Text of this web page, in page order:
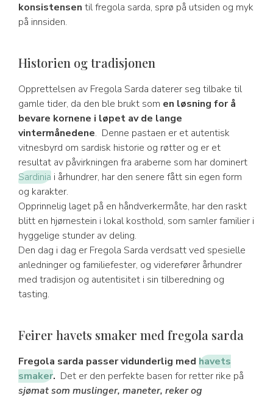
konsistensen til fregola sarda, sprø på utsiden og myk
på innsiden.
Historien og tradisjonen
Opprettelsen av Fregola Sarda daterer seg tilbake til
gamle tider, da den ble brukt som en løsning for å
bevare kornene i løpet av de lange
vintermånedene. Denne pastaen er et autentisk
vitnesbyrd om sardisk historie og røtter og er et
resultat av påvirkningen fra araberne som har dominert
Sardinia i århundrer, har den senere fått sin egen form
og karakter.
Opprinnelig laget på en håndverkermåte, har den raskt
blitt en hjørnestein i lokal kosthold, som samler familier i
hyggelige stunder av deling.
Den dag i dag er Fregola Sarda verdsatt ved spesielle
anledninger og familiefester, og viderefører århundrer
med tradisjon og autentisitet i sin tilberedning og
tasting.
Feirer havets smaker med fregola sarda
Fregola sarda passer vidunderlig med havets
smaker. Det er den perfekte basen for retter rike på
sjømat som muslinger, maneter, reker og